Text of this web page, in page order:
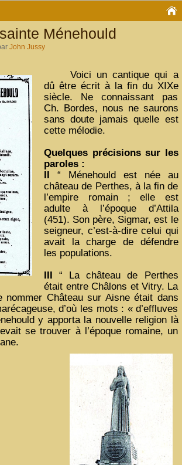
Ménehould
John Jussy
Voici un cantique qui a
dû être écrit à la fin du XIXe
siècle. Ne connaissant pas
Ch. Bordes, nous ne saurons
sans doute jamais quelle est
cette mélodie.
Quelques précisions sur les
paroles :
“ Ménehould est née au
château de Perthes, à la fin de
l’empire romain ; elle est
adulte à l’époque d’Attila
(451). Son père, Sigmar, est le
seigneur, c’est-à-dire celui qui
avait la charge de défendre
les populations.
“ La château de Perthes
était entre Châlons et Vitry. La
nommer Château sur Aisne était dans
d’où les mots : « d’effluves
y apporta la nouvelle religion là
se trouver à l’époque romaine, un